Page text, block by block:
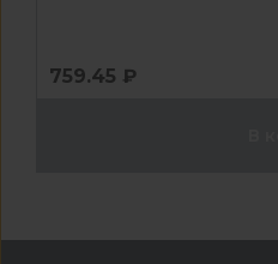
759.45 ₽